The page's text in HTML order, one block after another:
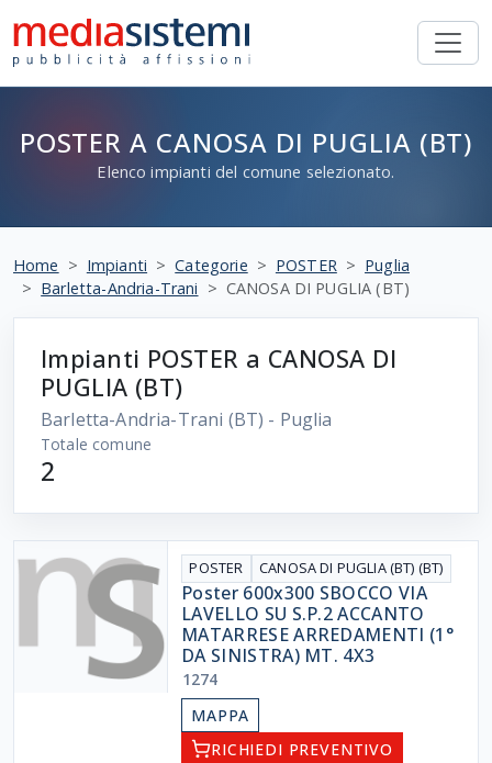
POSTER A CANOSA DI PUGLIA (BT)
Elenco impianti del comune selezionato.
Home Impianti Categorie POSTER
Puglia
Barletta-Andria-Trani
CANOSA DI PUGLIA (BT)
Impianti POSTER a CANOSA DI
PUGLIA (BT)
Barletta-Andria-Trani (BT) - Puglia
Totale comune
2
POSTER CANOSA DI PUGLIA (BT) (BT)
Poster 600x300 SBOCCO VIA
LAVELLO SU S.P.2 ACCANTO
MATARRESE ARREDAMENTI (1°
DA SINISTRA) MT. 4X3
1274
MAPPA
RICHIEDI PREVENTIVO